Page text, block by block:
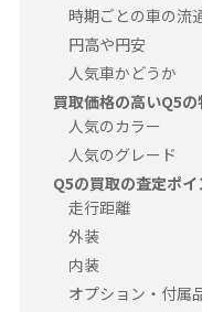
時期ごとの車の流
円高や円安
人気車かどうか
買取価格の高いQ5の
人気のカラー
人気のグレード
Q5の買取の査定ポイ
走行距離
外装
内装
オプション・付属